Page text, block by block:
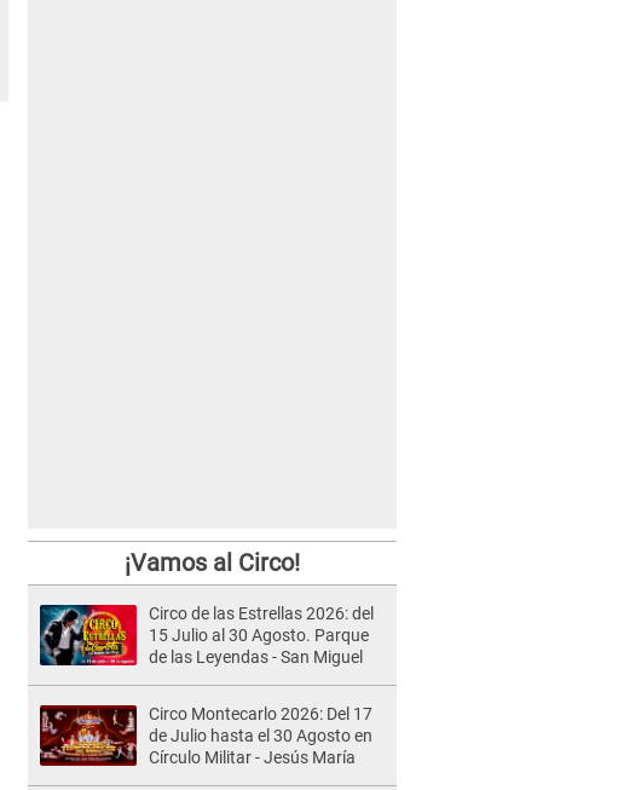
¡Vamos al Circo!
Circo de las Estrellas 2026: del
15 Julio al 30 Agosto. Parque
de las Leyendas - San Miguel
Circo Montecarlo 2026: Del 17
de Julio hasta el 30 Agosto en
Círculo Militar - Jesús María